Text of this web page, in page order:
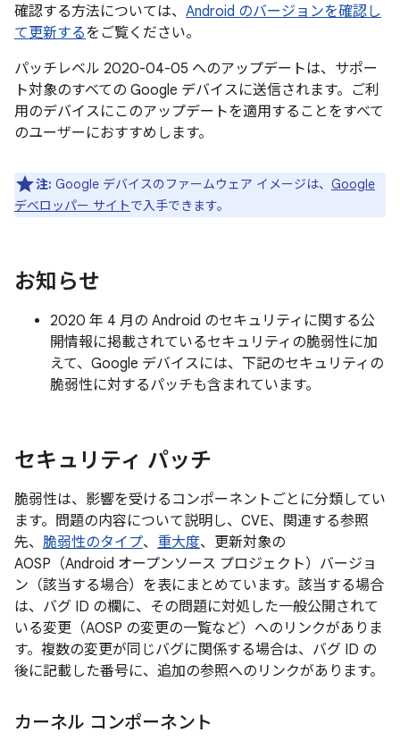
確認する方法については、 Android のバージョンを確認し
て更新するをご覧ください。
パッチレベル 2020-04-05 へのアップデートは、サポー
ト対象のすべての Google デバイスに送信されます。ご利
用のデバイスにこのアップデートを適用することをすべて
のユーザーにおすすめします。
注: Google デバイスのファームウェア イメージは、 Google
デベロッパー サイトで入手できます。
お知らせ
2020 年 4 月の Android のセキュリティに関する公
開情報に掲載されているセキュリティの脆弱性に加
えて、Google デバイスには、下記のセキュリティの
脆弱性に対するパッチも含まれています。
セキュリティ パッチ
脆弱性は、影響を受けるコンポーネントごとに分類してい
ます。問題の内容について説明し、CVE、関連する参照
先、 脆弱性のタイプ、 重大度、更新対象の
AOSP（Android オープンソース プロジェクト）バージョ
ン（該当する場合）を表にまとめています。該当する場合
は、バグ ID の欄に、その問題に対処した一般公開されて
いる変更（AOSP の変更の一覧など）へのリンクがありま
す。複数の変更が同じバグに関係する場合は、バグ ID の
後に記載した番号に、追加の参照へのリンクがあります。
カーネル コンポーネント